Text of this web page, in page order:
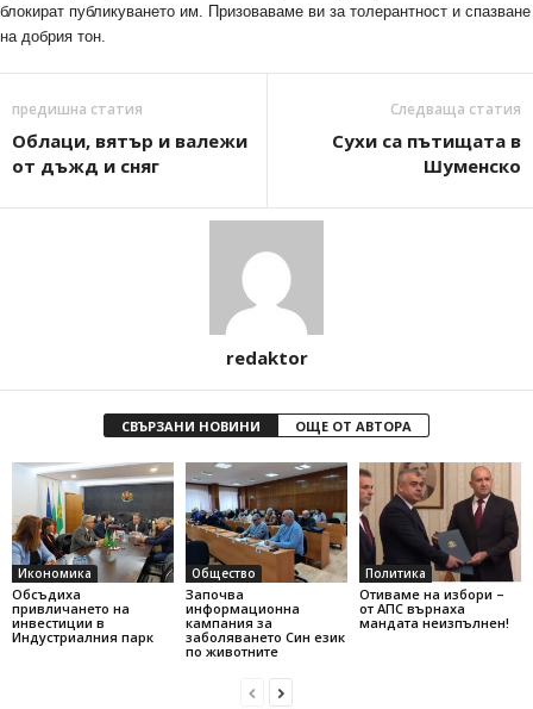
блокират публикуването им. Призоваваме ви за толерантност и спазване
на добрия тон.
предишна статия
Облаци, вятър и валежи
от дъжд и сняг
Следваща статия
Сухи са пътищата в
Шуменско
redaktor
СВЪРЗАНИ НОВИНИ ОЩЕ ОТ АВТОРА
Икономика
Обсъдиха
привличането на
инвестиции в
Индустриалния парк
Общество
Започва
информационна
кампания за
заболяването Син език
по животните
Политика
Отиваме на избори –
от АПС върнаха
мандата неизпълнен!